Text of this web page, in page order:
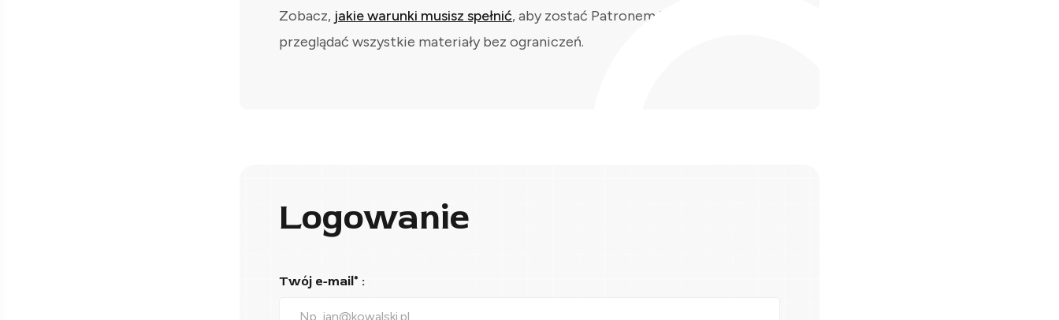
Zobacz, jakie warunki musisz spełnić, aby zostać Patronem i
przeglądać wszystkie materiały bez ograniczeń.
Logowanie
Twój e-mail* :